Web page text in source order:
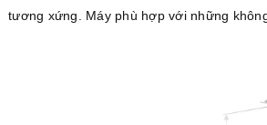
tương xứng. Máy phù hợp với những